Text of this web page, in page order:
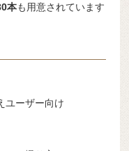
本も用意されています
ーザー向け